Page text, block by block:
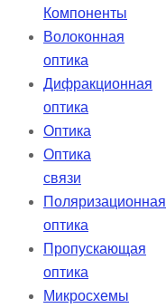
Компоненты
Волоконная
оптика
Дифракционная
оптика
Оптика
Оптика
связи
Поляризационная
оптика
Пропускающая
оптика
Микросхемы